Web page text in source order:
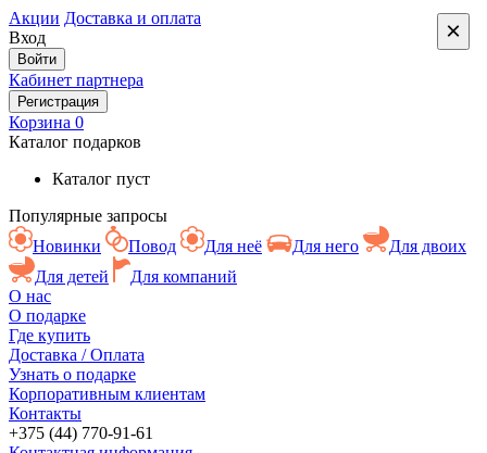
Акции Доставка и оплата
Вход
Войти
Кабинет партнера
Регистрация
Корзина 0
Каталог подарков
Каталог пуст
Популярные запросы
Новинки
Повод Для неё Для него
Для двоих
Для детей
Для компаний
О нас
О подарке
Где купить
Доставка / Оплата
Узнать о подарке
Корпоративным клиентам
Контакты
+375 (44) 770-91-61
×